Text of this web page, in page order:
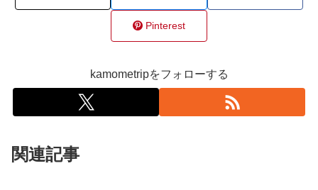
Pinterest
kamometripをフォローする
関連記事